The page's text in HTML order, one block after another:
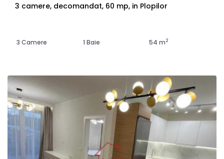
3 camere, decomandat, 60 mp, in Plopilor
3 Camere 1 Baie 54 m2